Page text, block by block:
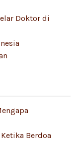
Doktor di
Berdoa